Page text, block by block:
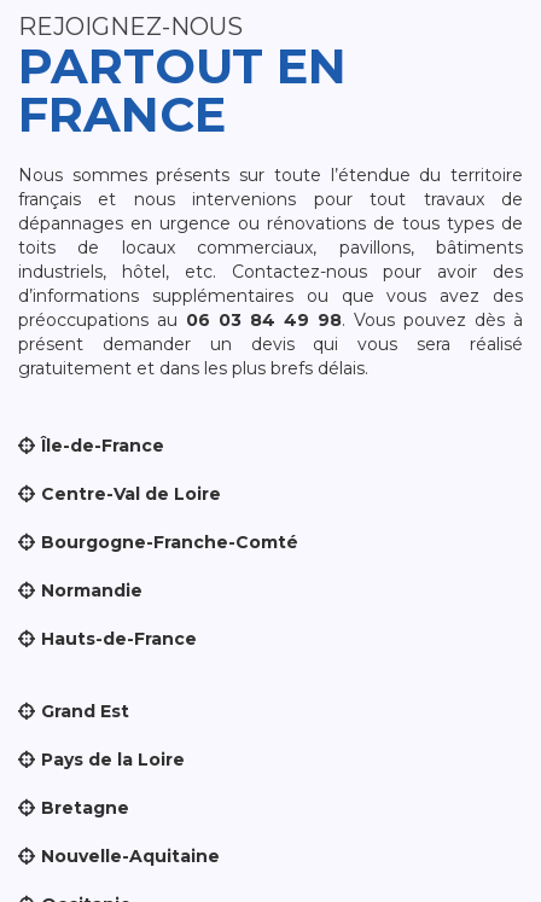
REJOIGNEZ-NOUS
PARTOUT EN
FRANCE
Nous sommes présents sur toute l’étendue du territoire
français et nous intervenions pour tout travaux de
dépannages en urgence ou rénovations de tous types de
toits de locaux commerciaux, pavillons, bâtiments
industriels, hôtel, etc. Contactez-nous pour avoir des
d’informations supplémentaires ou que vous avez des
préoccupations au 06 03 84 49 98. Vous pouvez dès à
présent demander un devis qui vous sera réalisé
gratuitement et dans les plus brefs délais.
Île-de-France
Centre-Val de Loire
Bourgogne-Franche-Comté
Normandie
Hauts-de-France
Grand Est
Pays de la Loire
Bretagne
Nouvelle-Aquitaine